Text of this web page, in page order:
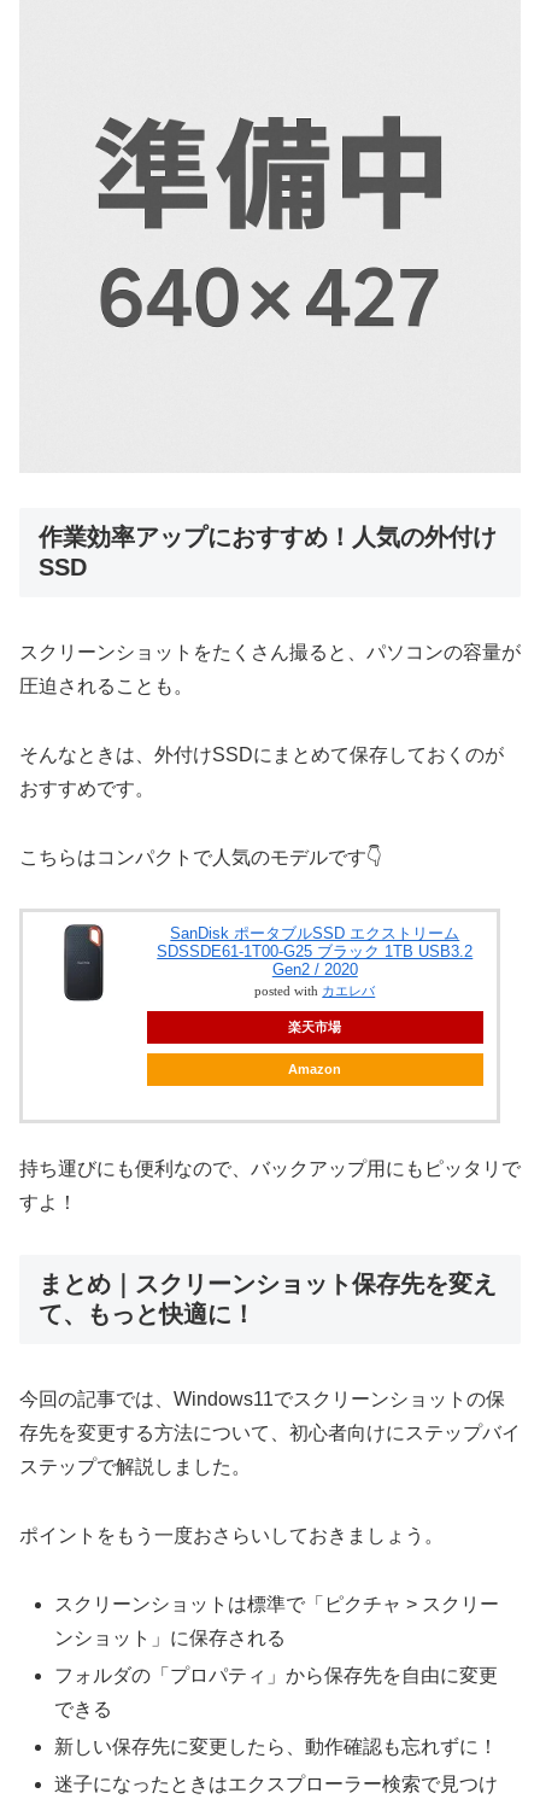
作業効率アップにおすすめ！人気の外付け
SSD
スクリーンショットをたくさん撮ると、パソコンの容量が
圧迫されることも。
そんなときは、外付けSSDにまとめて保存しておくのが
おすすめです。
こちらはコンパクトで人気のモデルです👇
SanDisk ポータブルSSD エクストリーム
SDSSDE61-1T00-G25 ブラック 1TB USB3.2
Gen2 / 2020
posted with カエレバ
楽天市場
Amazon
持ち運びにも便利なので、バックアップ用にもピッタリで
すよ！
まとめ｜スクリーンショット保存先を変え
て、もっと快適に！
今回の記事では、Windows11でスクリーンショットの保
存先を変更する方法について、初心者向けにステップバイ
ステップで解説しました。
ポイントをもう一度おさらいしておきましょう。
スクリーンショットは標準で「ピクチャ > スクリー
ンショット」に保存される
フォルダの「プロパティ」から保存先を自由に変更
できる
新しい保存先に変更したら、動作確認も忘れずに！
迷子になったときはエクスプローラー検索で見つけ